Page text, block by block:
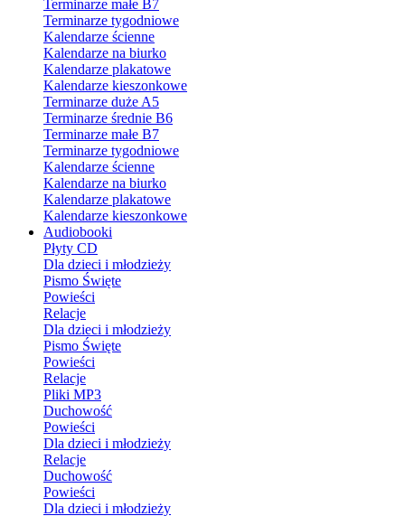
Terminarze małe B7
Terminarze tygodniowe
Kalendarze ścienne
Kalendarze na biurko
Kalendarze plakatowe
Kalendarze kieszonkowe
Terminarze duże A5
Terminarze średnie B6
Terminarze małe B7
Terminarze tygodniowe
Kalendarze ścienne
Kalendarze na biurko
Kalendarze plakatowe
Kalendarze kieszonkowe
Audiobooki
Płyty CD
Dla dzieci i młodzieży
Pismo Święte
Powieści
Relacje
Dla dzieci i młodzieży
Pismo Święte
Powieści
Relacje
Pliki MP3
Duchowość
Powieści
Dla dzieci i młodzieży
Relacje
Duchowość
Powieści
Dla dzieci i młodzieży